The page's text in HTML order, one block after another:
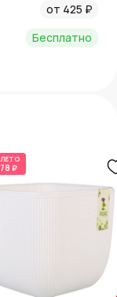
от 425 ₽
Бесплатно
ЛЕТО
₽